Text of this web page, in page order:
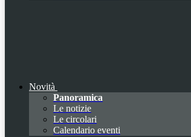
Novità
Panoramica
Le notizie
Le circolari
Calendario eventi